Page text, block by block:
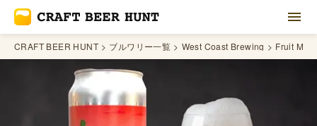
CRAFT BEER HUNT ブルワリー一覧 West Coast Brewing Fruit